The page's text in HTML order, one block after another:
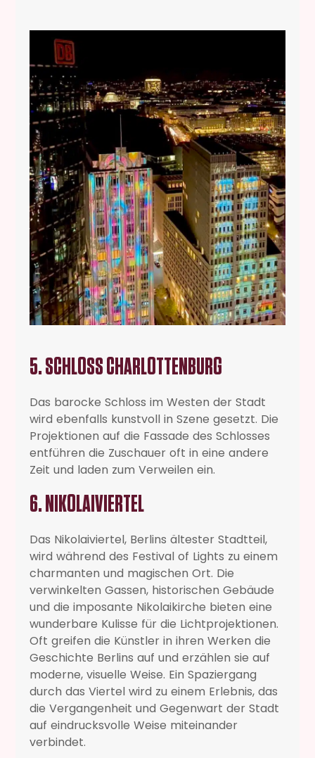
5. SCHLOSS CHARLOTTENBURG
Das barocke Schloss im Westen der Stadt
wird ebenfalls kunstvoll in Szene gesetzt. Die
Projektionen auf die Fassade des Schlosses
entführen die Zuschauer oft in eine andere
Zeit und laden zum Verweilen ein.
6. NIKOLAIVIERTEL
Das Nikolaiviertel, Berlins ältester Stadtteil,
wird während des Festival of Lights zu einem
charmanten und magischen Ort. Die
verwinkelten Gassen, historischen Gebäude
und die imposante Nikolaikirche bieten eine
wunderbare Kulisse für die Lichtprojektionen.
Oft greifen die Künstler in ihren Werken die
Geschichte Berlins auf und erzählen sie auf
moderne, visuelle Weise. Ein Spaziergang
durch das Viertel wird zu einem Erlebnis, das
die Vergangenheit und Gegenwart der Stadt
auf eindrucksvolle Weise miteinander
verbindet.